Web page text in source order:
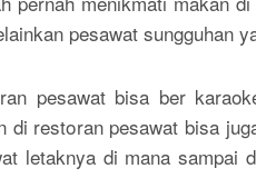
pesawat sungguhan
pesawat bisa ber
di restoran pesawat bisa
letaknya di mana sampai